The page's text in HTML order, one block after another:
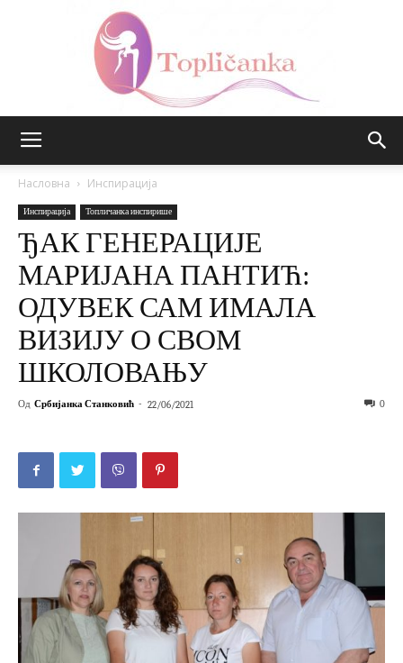
Насловна Инспирација
Инспирација Топличанка инспирише
ЂАК ГЕНЕРАЦИЈЕ
МАРИЈАНА ПАНТИЋ:
ОДУВЕК САМ ИМАЛА
ВИЗИЈУ О СВОМ
ШКОЛОВАЊУ
Од Србијанка Станковић - 22/06/2021 0